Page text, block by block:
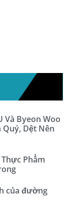
Và Byeon Woo
Quý, Dệt Nên
Phẩm
của đường